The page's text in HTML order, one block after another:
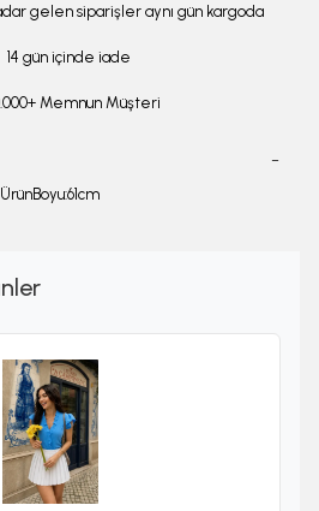
gelen siparişler aynı gün kargoda
14 gün içinde iade
Memnun Müşteri